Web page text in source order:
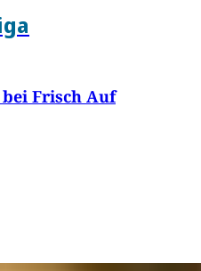
Frisch Auf